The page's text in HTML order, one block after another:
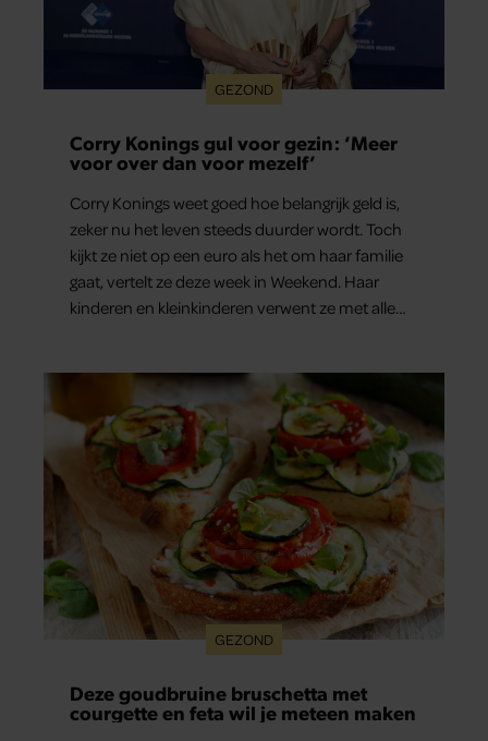
GEZOND
Corry Konings gul voor gezin: ‘Meer
voor over dan voor mezelf’
Corry Konings weet goed hoe belangrijk geld is,
zeker nu het leven steeds duurder wordt. Toch
kijkt ze niet op een euro als het om haar familie
gaat, vertelt ze deze week in Weekend. Haar
kinderen en kleinkinderen verwent ze met alle
GEZOND
Deze goudbruine bruschetta met
courgette en feta wil je meteen maken